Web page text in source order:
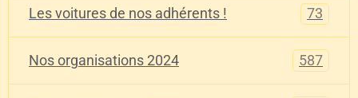
Les voitures de nos adhérents ! 73
Nos organisations 2024 587